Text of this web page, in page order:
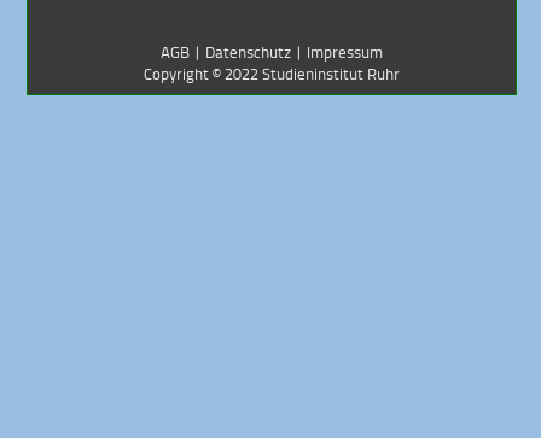
AGB| Datenschutz| Impressum
Copyright ©2022Studieninstitut Ruhr